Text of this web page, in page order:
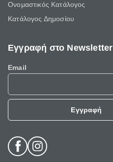
Ονομαστικός Κατάλογος
Κατάλογος Δημοσίου
Εγγραφή στο Newsletter
Email
Εγγραφή